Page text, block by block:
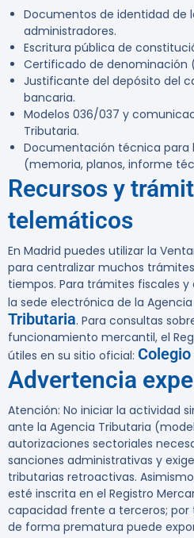
Documentos de identidad de
administradores.
Escritura pública de
Certificado de denominación
Justificante del depósito del
bancaria.
Modelos 036/037 y
Tributaria.
Documentación técnica para
(memoria, planos, informe
Recursos y
telemáticos
En Madrid puedes utilizar la
para centralizar muchos
tiempos. Para trámites fiscales y
la sede electrónica de la
Tributaria. Para consultas
funcionamiento mercantil, el
útiles en su sitio oficial:
Advertencia
Atención: No iniciar la actividad
ante la Agencia Tributaria
autorizaciones sectoriales
sanciones administrativas y
tributarias retroactivas.
esté inscrita en el Registro
capacidad frente a terceros; por
de forma prematura puede